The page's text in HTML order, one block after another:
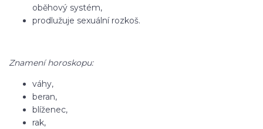
oběhový systém,
prodlužuje sexuální rozkoš.
Znamení horoskopu:
váhy,
beran,
blíženec,
rak,